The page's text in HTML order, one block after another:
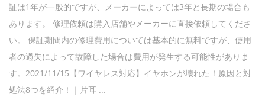
証は1年が一般的ですが、メーカーによっては3年と長期の場合も
あります。 修理依頼は購入店舗やメーカーに直接依頼してくださ
い。 保証期間内の修理費用については基本的に無料ですが、使用
者の過失によって故障した場合は費用が発生する可能性がありま
す。2021/11/15【ワイヤレス対応】イヤホンが壊れた！原因と対
処法8つを紹介！｜片耳 ...